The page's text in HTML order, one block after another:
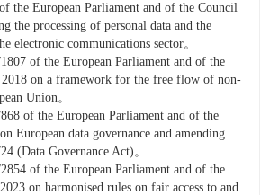
the European Parliament and of the Council
the processing of personal data and the
electronic communications sector。
of the European Parliament and of the
on a framework for the free flow of non-
Union。
of the European Parliament and of the
European data governance and amending
(Data Governance Act)。
2854 of the European Parliament and of the
on harmonised rules on fair access to and